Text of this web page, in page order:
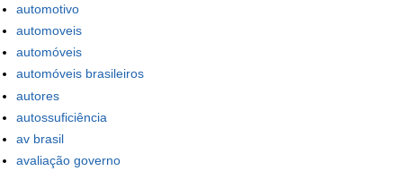
automotivo
automoveis
automóveis
automóveis brasileiros
autores
autossuficiência
av brasil
avaliação governo